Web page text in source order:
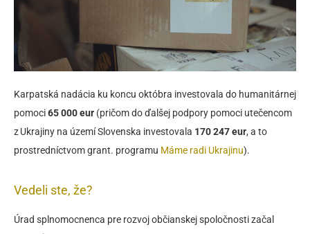
Karpatská nadácia ku koncu októbra investovala do humanitárnej
pomoci65 000 eur (pričom do ďalšej podpory pomoci utečencom
z Ukrajiny na území Slovenska investovala 170 247 eur, a to
prostredníctvom grant. programu Máme radi Ukrajinu).
Vedeli ste, že?
Úrad splnomocnenca pre rozvoj občianskej spoločnosti začal